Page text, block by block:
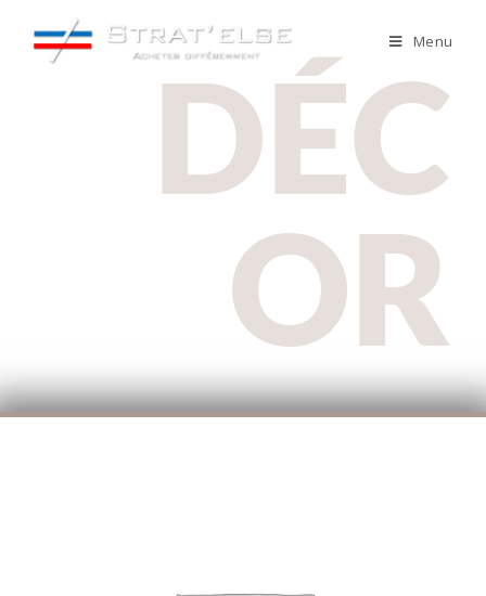
Menu
DÉC
OR